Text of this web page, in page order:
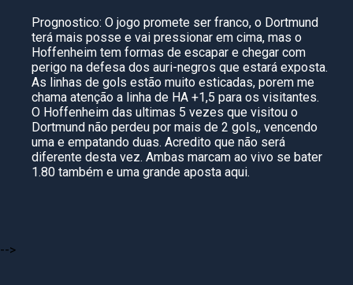
Prognostico: O jogo promete ser franco, o Dortmund
terá mais posse e vai pressionar em cima, mas o
Hoffenheim tem formas de escapar e chegar com
perigo na defesa dos auri-negros que estará exposta.
As linhas de gols estão muito esticadas, porem me
chama atenção a linha de HA +1,5 para os visitantes.
O Hoffenheim das ultimas 5 vezes que visitou o
Dortmund não perdeu por mais de 2 gols,, vencendo
uma e empatando duas. Acredito que não será
diferente desta vez. Ambas marcam ao vivo se bater
1.80 também e uma grande aposta aqui.
-->